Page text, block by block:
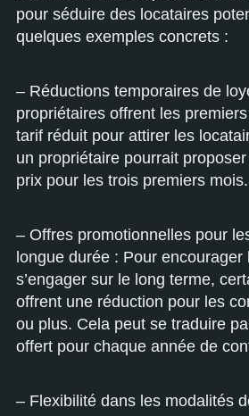
pour séduire des locataires
quelques exemples concrets :
– Réductions temporaires de
propriétaires offrent les
tarif réduit pour attirer les
un propriétaire pourrait
prix pour les trois premiers mois.
– Offres promotionnelles pour
longue durée : Pour
s’engager sur le long terme,
offrent une réduction pour les
ou plus. Cela peut se traduire
offert pour chaque année de
– Flexibilité dans les modalités